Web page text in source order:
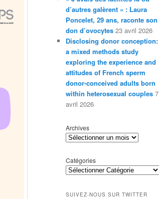
d’autres galèrent » : Laura
Poncelet, 29 ans, raconte son
don d’ovocytes 23 avril 2026
Disclosing donor conception:
a mixed methods study
exploring the experience and
attitudes of French sperm
donor-conceived adults born
within heterosexual couples 7
avril 2026
Archives
Catégories
SUIVEZ-NOUS SUR TWITTER